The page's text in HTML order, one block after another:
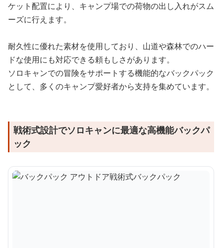
ケット配置により、キャンプ場での荷物の出し入れがスム
ーズに行えます。
耐久性に優れた素材を使用しており、山道や森林でのハー
ドな使用にも対応できる頼もしさがあります。
ソロキャンでの冒険をサポートする機能的なバックパック
として、多くのキャンプ愛好者から支持を集めています。
戦術式設計でソロキャンに最適な高機能バックパ
ック